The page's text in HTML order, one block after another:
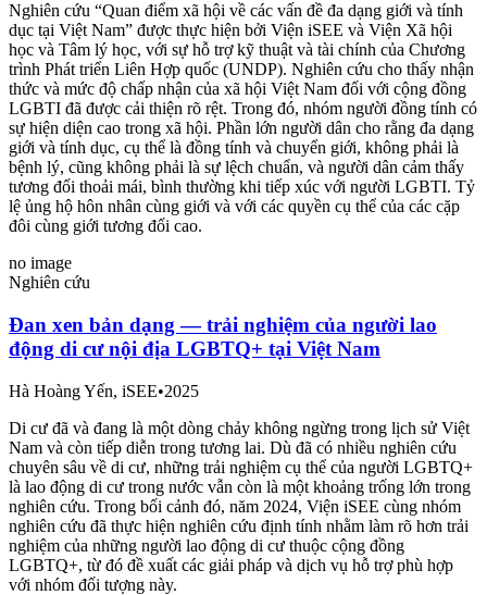
Nghiên cứu “Quan điểm xã hội về các vấn đề đa dạng giới và tính
dục tại Việt Nam” được thực hiện bởi Viện iSEE và Viện Xã hội
học và Tâm lý học, với sự hỗ trợ kỹ thuật và tài chính của Chương
trình Phát triển Liên Hợp quốc (UNDP). Nghiên cứu cho thấy nhận
thức và mức độ chấp nhận của xã hội Việt Nam đối với cộng đồng
LGBTI đã được cải thiện rõ rệt. Trong đó, nhóm người đồng tính có
sự hiện diện cao trong xã hội. Phần lớn người dân cho rằng đa dạng
giới và tính dục, cụ thể là đồng tính và chuyển giới, không phải là
bệnh lý, cũng không phải là sự lệch chuẩn, và người dân cảm thấy
tương đối thoải mái, bình thường khi tiếp xúc với người LGBTI. Tỷ
lệ ủng hộ hôn nhân cùng giới và với các quyền cụ thể của các cặp
đôi cùng giới tương đối cao.
no image
Nghiên cứu
Đan xen bản dạng — trải nghiệm của người lao
động di cư nội địa LGBTQ+ tại Việt Nam
Hà Hoàng Yến, iSEE•2025
Di cư đã và đang là một dòng chảy không ngừng trong lịch sử Việt
Nam và còn tiếp diễn trong tương lai. Dù đã có nhiều nghiên cứu
chuyên sâu về di cư, những trải nghiệm cụ thể của người LGBTQ+
là lao động di cư trong nước vẫn còn là một khoảng trống lớn trong
nghiên cứu. Trong bối cảnh đó, năm 2024, Viện iSEE cùng nhóm
nghiên cứu đã thực hiện nghiên cứu định tính nhằm làm rõ hơn trải
nghiệm của những người lao động di cư thuộc cộng đồng
LGBTQ+, từ đó đề xuất các giải pháp và dịch vụ hỗ trợ phù hợp
với nhóm đối tượng này.